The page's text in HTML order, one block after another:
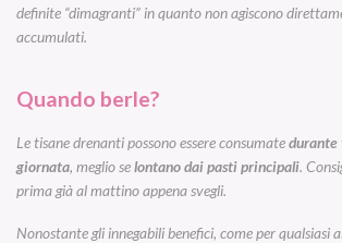
definite “dimagranti” in quanto non agiscono
accumulati.
Quando berle?
Le tisane drenanti possono essere consumatedurante
giornata, meglio selontano dai pasti principali.
prima già al mattino appena svegli.
Nonostante gli innegabili benefici, come per qualsiasi